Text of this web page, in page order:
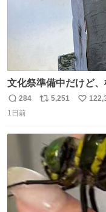
文化祭準備中だけど
返
信
284
リ
ト
数
5,251
い
数
1日前